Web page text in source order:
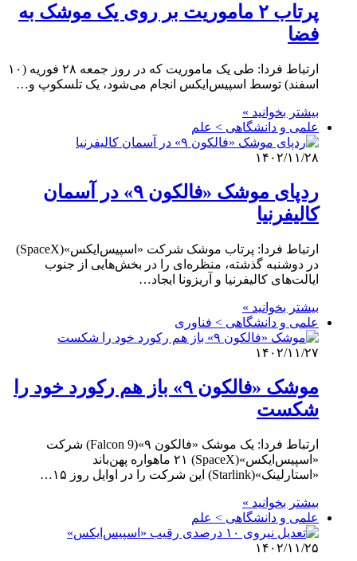
پرتاب ۲ ماموریت بر روی یک موشک به
فضا
ارتباط فردا: طی یک ماموریت که در روز جمعه ۲۸ فوریه (۱۰
اسفند) توسط اسپیس‌ایکس انجام می‌شود، یک تلسکوپ و…
بیشتر بخوانید »
علمی‌ و دانشگاهی > علم
۱۴۰۲/۱۱/۲۸
ردپای موشک «فالکون ۹» در آسمان
کالیفرنیا
ارتباط فردا: پرتاب موشک شرکت «اسپیس‌ایکس»(SpaceX)
در دوشنبه گذشته، منظره‌ای را در بخش‌هایی از جنوب
ایالت‌های کالیفرنیا و آریزونا ایجاد…
بیشتر بخوانید »
علمی‌ و دانشگاهی > فناوری
۱۴۰۲/۱۱/۲۷
موشک «فالکون ۹» باز هم رکورد خود را
شکست
ارتباط فردا: یک موشک «فالکون ۹»(Falcon 9) شرکت
«اسپیس‌ایکس»(SpaceX) ۲۱ ماهواره پهن‌باند
«استارلینک»(Starlink) این شرکت را در اوایل روز ۱۵…
بیشتر بخوانید »
علمی‌ و دانشگاهی > علم
۱۴۰۲/۱۱/۲۵